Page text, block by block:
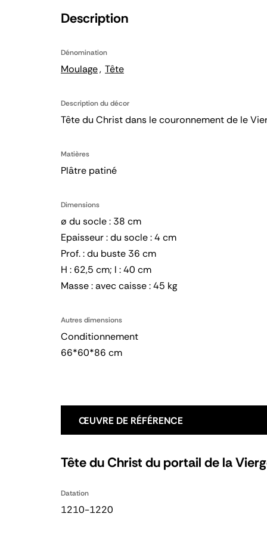
Description
Dénomination
Moulage Tête
Description du décor
Tête du Christ dans le couronnement de le
Matières
Plâtre patiné
Dimensions
ø du socle : 38 cm
Epaisseur : du socle : 4 cm
Prof. : du buste 36 cm
H : 62,5 cm; l : 40 cm
Masse : avec caisse : 45 kg
Autres dimensions
Conditionnement
66*60*86 cm
ŒUVRE DE RÉFÉRENCE
Tête du Christ du portail de la
Datation
1210-1220